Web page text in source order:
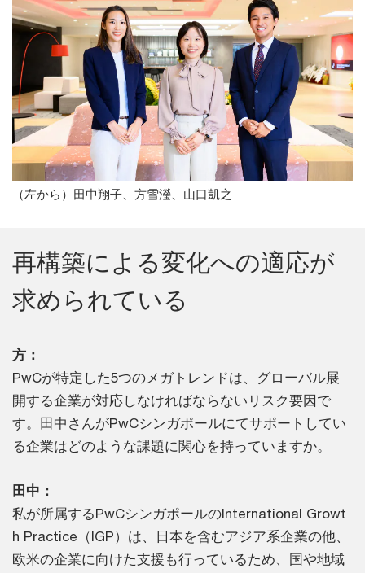
（左から）田中翔子、方雪瀅、山口凱之
再構築による変化への適応が
求められている
方：
PwCが特定した5つのメガトレンドは、グローバル展
開する企業が対応しなければならないリスク要因で
す。田中さんがPwCシンガポールにてサポートしてい
る企業はどのような課題に関心を持っていますか。
田中：
私が所属するPwCシンガポールのInternational Growt
h Practice（IGP）は、日本を含むアジア系企業の他、
欧米の企業に向けた支援も行っているため、国や地域